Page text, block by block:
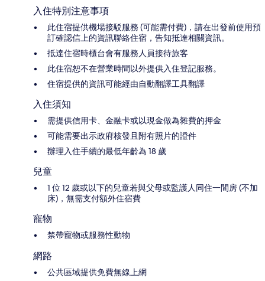
入住特別注意事項
此住宿提供機場接駁服務 (可能需付費)，請在出發前使用預
訂確認信上的資訊聯絡住宿，告知抵達相關資訊。
抵達住宿時櫃台會有服務人員接待旅客
此住宿恕不在營業時間以外提供入住登記服務。
住宿提供的資訊可能經由自動翻譯工具翻譯
入住須知
需提供信用卡、金融卡或以現金做為雜費的押金
可能需要出示政府核發且附有照片的證件
辦理入住手續的最低年齡為 18 歲
兒童
1 位 12 歲或以下的兒童若與父母或監護人同住一間房 (不加
床)，無需支付額外住宿費
寵物
禁帶寵物或服務性動物
網路
公共區域提供免費無線上網